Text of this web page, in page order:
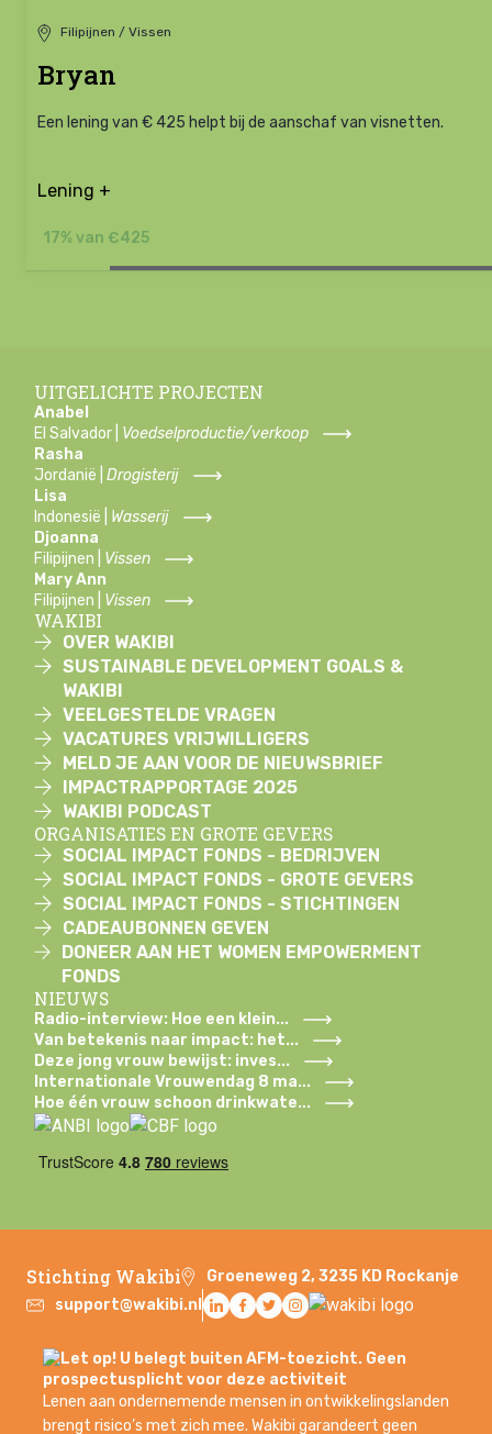
Filipijnen / Vissen
Bryan
Een lening van € 425 helpt bij de aanschaf van visnetten.
Lening +
17% van €425
UITGELICHTE PROJECTEN
Anabel
El Salvador | Voedselproductie/verkoop
Rasha
Jordanië | Drogisterij
Lisa
Indonesië |
Wasserij
Djoanna
Filipijnen | Vissen
Mary Ann
Filipijnen | Vissen
WAKIBI
OVER WAKIBI
SUSTAINABLE DEVELOPMENT GOALS &
WAKIBI
VEELGESTELDE VRAGEN
VACATURES VRIJWILLIGERS
MELD JE AAN VOOR DE NIEUWSBRIEF
IMPACTRAPPORTAGE 2025
WAKIBI PODCAST
ORGANISATIES EN GROTE GEVERS
SOCIAL IMPACT FONDS - BEDRIJVEN
SOCIAL IMPACT FONDS - GROTE GEVERS
SOCIAL IMPACT FONDS - STICHTINGEN
CADEAUBONNEN GEVEN
DONEER AAN HET WOMEN EMPOWERMENT
FONDS
NIEUWS
Radio-interview: Hoe een klein...
Van betekenis naar impact: het...
Deze jong vrouw bewijst: inves...
Internationale Vrouwendag 8 ma...
Hoe één vrouw schoon drinkwate...
Stichting Wakibi
Groeneweg 2, 3235 KD Rockanje
support@wakibi.nl
Lenen aan ondernemende mensen in ontwikkelingslanden
brengt risico’s met zich mee. Wakibi garandeert geen